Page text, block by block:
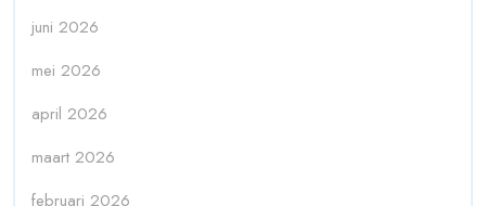
juni 2026
mei 2026
april 2026
maart 2026
februari 2026